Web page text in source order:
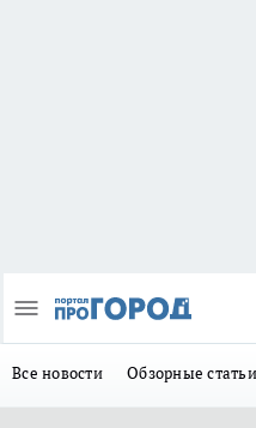
Все новости Обзорные